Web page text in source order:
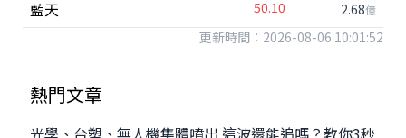
藍天 50.10 2.68億
更新時間：2026-08-06 10:01:52
熱門文章
光學、台塑、無人機集體噴出 這波還能追嗎？教你3秒